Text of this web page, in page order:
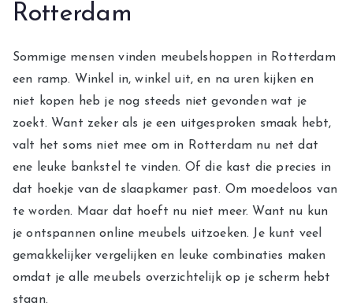
Rotterdam
Sommige mensen vinden meubelshoppen in Rotterdam
een ramp. Winkel in, winkel uit, en na uren kijken en
niet kopen heb je nog steeds niet gevonden wat je
zoekt. Want zeker als je een uitgesproken smaak hebt,
valt het soms niet mee om in Rotterdam nu net dat
ene leuke bankstel te vinden. Of die kast die precies in
dat hoekje van de slaapkamer past. Om moedeloos van
te worden. Maar dat hoeft nu niet meer. Want nu kun
je ontspannen online meubels uitzoeken. Je kunt veel
gemakkelijker vergelijken en leuke combinaties maken
omdat je alle meubels overzichtelijk op je scherm hebt
staan.